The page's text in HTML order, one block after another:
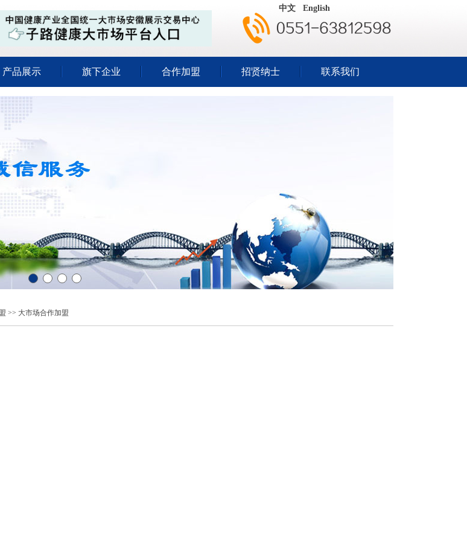
中文 English
产品展示 旗下企业 合作加盟 招贤纳士 联系我们
>> 大市场合作加盟